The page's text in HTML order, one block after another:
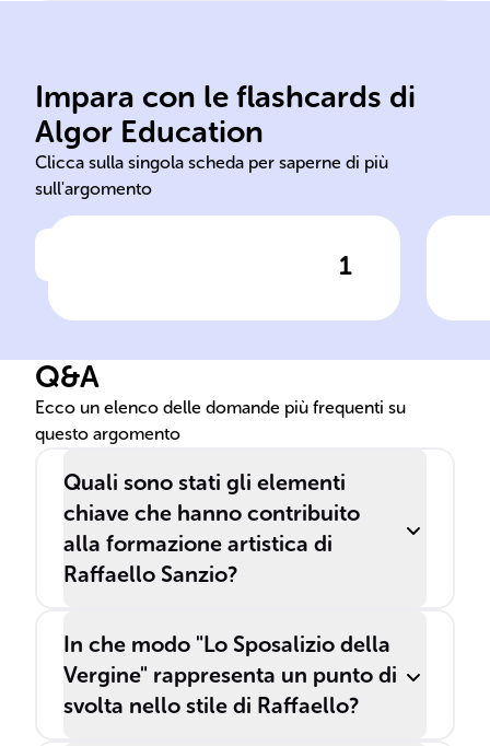
Impara con le flashcards di
Algor Education
Clicca sulla singola scheda per saperne di più
sull'argomento
1
Raffaello
Nato il 6 aprile 1483 ad
Urbino.
Q&A
Ecco un elenco delle domande più frequenti su
questo argomento
Quali sono stati gli elementi
chiave che hanno contribuito
alla formazione artistica di
Raffaello Sanzio?
In che modo "Lo Sposalizio della
Vergine" rappresenta un punto di
svolta nello stile di Raffaello?